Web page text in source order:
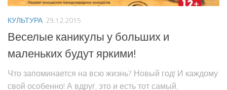
КУЛЬТУРА 29.12.2015
Веселые каникулы у больших и
маленьких будут яркими!
Что запоминается на всю жизнь? Новый год! И каждому
свой особенно! А вдруг, это и есть тот самый,